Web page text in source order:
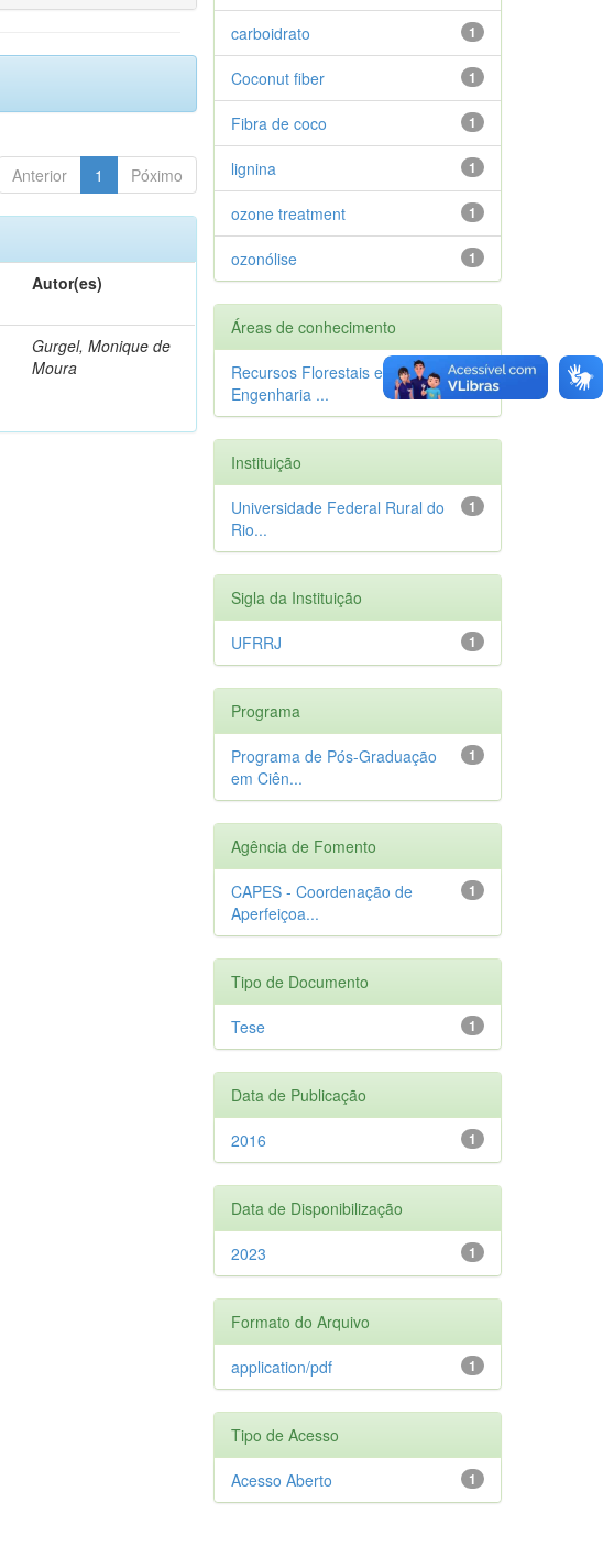
Anterior 1 Póximo
Autor(es)
Gurgel, Monique de
Moura
1
carboidrato
1
Coconut fiber
1
Fibra de coco
1
lignina
1
ozone treatment
1
ozonólise
Áreas de conhecimento
1
Recursos Florestais e
Engenharia ...
Instituição
1
Universidade Federal Rural do
Rio...
Sigla da Instituição
1
UFRRJ
Programa
1
Programa de Pós-Graduação
em Ciên...
Agência de Fomento
1
CAPES - Coordenação de
Aperfeiçoa...
Tipo de Documento
1
Tese
Data de Publicação
1
2016
Data de Disponibilização
1
2023
Formato do Arquivo
1
application/pdf
Tipo de Acesso
1
Acesso Aberto